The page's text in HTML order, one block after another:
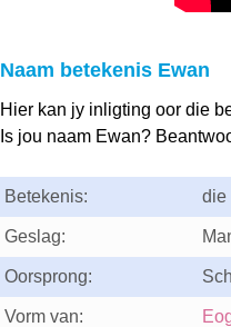
Naam betekenis Ewan
Hier kan jy inligting oor die
Is jou naam Ewan?
Betekenis: die
Geslag:
Oorsprong:
Vorm van: